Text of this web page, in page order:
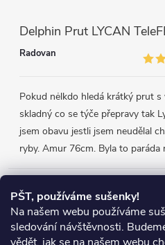
PŠT, používáme sušenky!
Na našem webu používáme
sledování návštěvnosti.
Radovan
Pokud nėlkdo hledá krátký prut
skladný co se týče přepravy tak
jsem obavu jestli jsem neudělal
ryby. Amur 76cm. Byla to paráda
Přijímáme online platby